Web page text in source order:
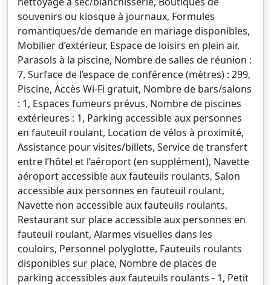
souvenirs ou kiosque à journaux, Formules
romantiques/de demande en mariage disponibles,
Mobilier d’extérieur, Espace de loisirs en plein air,
Parasols à la piscine, Nombre de salles de réunion :
7, Surface de l’espace de conférence (mètres) : 299,
Piscine, Accès Wi-Fi gratuit, Nombre de bars/salons
: 1, Espaces fumeurs prévus, Nombre de piscines
extérieures : 1, Parking accessible aux personnes
en fauteuil roulant, Location de vélos à proximité,
Assistance pour visites/billets, Service de transfert
entre l’hôtel et l’aéroport (en supplément), Navette
aéroport accessible aux fauteuils roulants, Salon
accessible aux personnes en fauteuil roulant,
Navette non accessible aux fauteuils roulants,
Restaurant sur place accessible aux personnes en
fauteuil roulant, Alarmes visuelles dans les
couloirs, Personnel polyglotte, Fauteuils roulants
disponibles sur place, Nombre de places de
parking accessibles aux fauteuils roulants - 1, Petit